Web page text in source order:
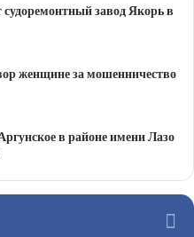
завод Якорь в
женщине за мошенничество
в районе имени Лазо